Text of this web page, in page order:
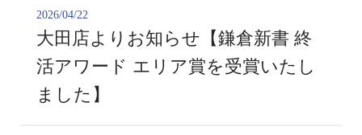
2026/04/22
大田店よりお知らせ【鎌倉新書 終
活アワード エリア賞を受賞いたし
ました】